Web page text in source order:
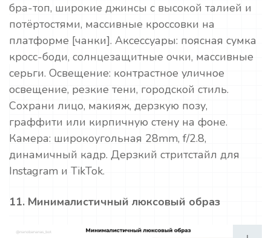
бра-топ, широкие джинсы с высокой талией и
потёртостями, массивные кроссовки на
платформе [чанки]. Аксессуары: поясная сумка
кросс-боди, солнцезащитные очки, массивные
серьги. Освещение: контрастное уличное
освещение, резкие тени, городской стиль.
Сохрани лицо, макияж, дерзкую позу,
граффити или кирпичную стену на фоне.
Камера: широкоугольная 28mm, f/2.8,
динамичный кадр. Дерзкий стритстайл для
Instagram и TikTok.
11. Минималистичный люксовый образ